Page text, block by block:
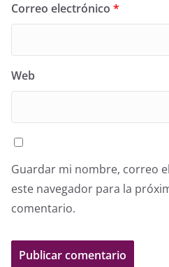
Correo electrónico *
Web
Guardar mi nombre, correo
este navegador para la
comentario.